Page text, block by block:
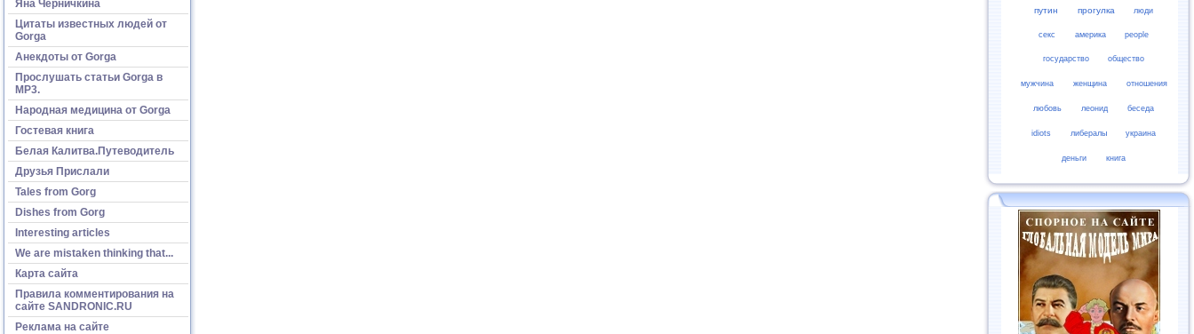
Яна Черничкина
Цитаты известных людей от
Gorga
Анекдоты от Gorga
Прослушать статьи Gorga в
МР3.
Народная медицина от Gorga
Гостевая книга
Белая Калитва.Путеводитель
Друзья Прислали
Tales from Gorg
Dishes from Gorg
Interesting articles
We are mistaken thinking that...
Карта сайта
Правила комментирования на
сайте SANDRONIC.RU
Реклама на сайте
путин прогулка люди
секс америка people
государство общество
мужчина женщина отношения
любовь леонид беседа
idiots либералы украина
деньги книга